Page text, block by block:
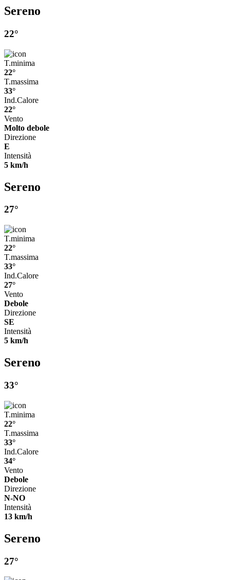
Sereno
22°
T.minima
22°
T.massima
33°
Ind.Calore
22°
Vento
Molto debole
Direzione
E
Intensità
5 km/h
Sereno
27°
T.minima
22°
T.massima
33°
Ind.Calore
27°
Vento
Debole
Direzione
SE
Intensità
5 km/h
Sereno
33°
T.minima
22°
T.massima
33°
Ind.Calore
34°
Vento
Debole
Direzione
N-NO
Intensità
13 km/h
Sereno
27°